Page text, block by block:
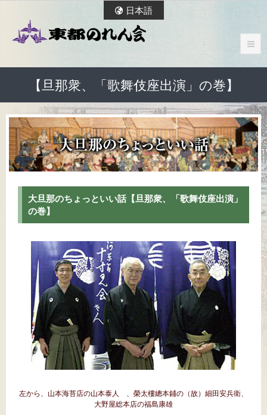
日本語
【旦那衆、「歌舞伎座出演」の巻】
大旦那のちょっといい話【旦那衆、「歌舞伎座出演」
の巻】
左から、山本海苔店の山本泰人 、榮太樓總本鋪の（故）細田安兵衛、
大野屋総本店の福島康雄